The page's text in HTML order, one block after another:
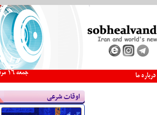
درباره ما جمعه 16 مرداد 1405
اوقات شرعی